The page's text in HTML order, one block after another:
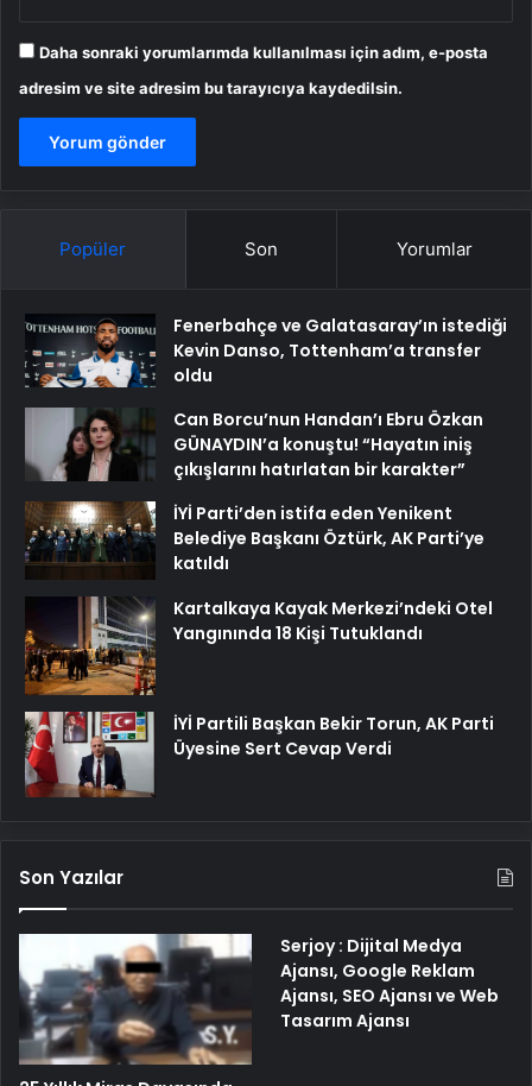
Daha sonraki yorumlarımda kullanılması için adım, e-posta
adresim ve site adresim bu tarayıcıya kaydedilsin.
Popüler Son Yorumlar
Fenerbahçe ve Galatasaray’ın istediği
Kevin Danso, Tottenham’a transfer
oldu
Can Borcu’nun Handan’ı Ebru Özkan
GÜNAYDIN’a konuştu! “Hayatın iniş
çıkışlarını hatırlatan bir karakter”
İYİ Parti’den istifa eden Yenikent
Belediye Başkanı Öztürk, AK Parti’ye
katıldı
Kartalkaya Kayak Merkezi’ndeki Otel
Yangınında 18 Kişi Tutuklandı
İYİ Partili Başkan Bekir Torun, AK Parti
Üyesine Sert Cevap Verdi
Son Yazılar
Serjoy : Dijital Medya
Ajansı, Google Reklam
Ajansı, SEO Ajansı ve Web
Tasarım Ajansı